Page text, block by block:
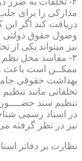
مدارکی را برای
دریافت کند اگر
وصول حقوق دولتی
نیز میتواند یکی از
۳- مفاسد مخل نظم
ممکــن است باعث
بهداشت حقوقی
تخلفاتی مانند
در اسناد رسمی
نیز در نظر گرفته
نظارت بر دفاتر